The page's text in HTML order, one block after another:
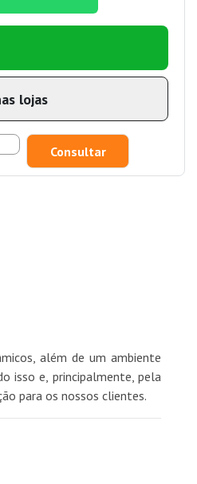
lojas
além de um ambiente
isso e, principalmente, pela
para os nossos clientes.